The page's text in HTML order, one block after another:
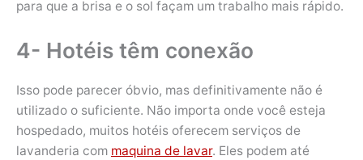
para que a brisa e o sol façam um trabalho mais rápido.
4- Hotéis têm conexão
Isso pode parecer óbvio, mas definitivamente não é
utilizado o suficiente. Não importa onde você esteja
hospedado, muitos hotéis oferecem serviços de
lavanderia com maquina de lavar. Eles podem até